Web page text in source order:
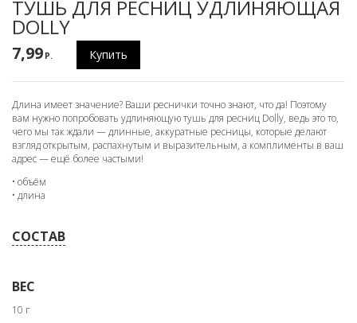
ТУШЬ ДЛЯ РЕСНИЦ УДЛИНЯЮЩАЯ
DOLLY
7,99 P. Купить
Длина имеет значение? Ваши реснички точно знают, что да! Поэтому
вам нужно попробовать удлиняющую тушь для ресниц Dolly, ведь это то,
чего мы так ждали — длинные, аккуратные ресницы, которые делают
взгляд открытым, распахнутым и выразительным, а комплименты в ваш
адрес — ещё более частыми!
• объём
• длина
СОСТАВ
ВЕС
10 г